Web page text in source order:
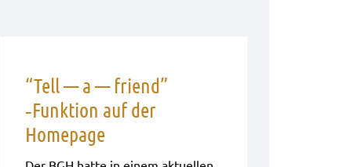
“Tell — a — friend”
‑Funktion auf der
Homepage